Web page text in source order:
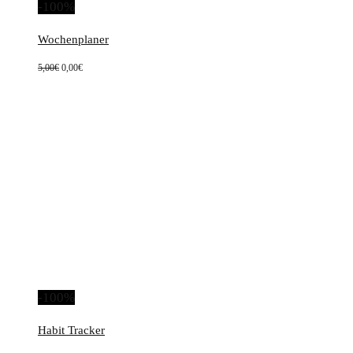
-100%
Wochenplaner
5,00€ Ursprünglicher
0,00€Aktueller
-100%
Habit Tracker